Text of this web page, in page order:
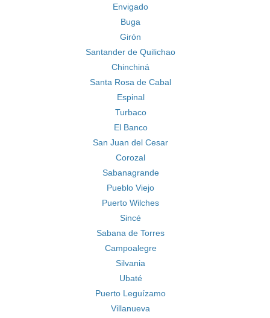
Envigado
Buga
Girón
Santander de Quilichao
Chinchiná
Santa Rosa de Cabal
Espinal
Turbaco
El Banco
San Juan del Cesar
Corozal
Sabanagrande
Pueblo Viejo
Puerto Wilches
Sincé
Sabana de Torres
Campoalegre
Silvania
Ubaté
Puerto Leguízamo
Villanueva